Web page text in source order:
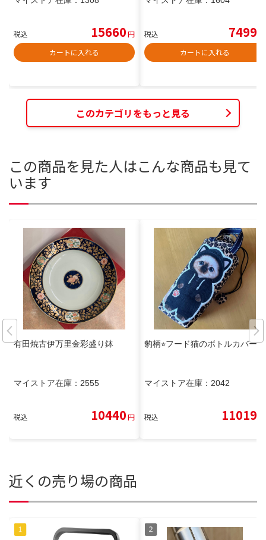
税込 15660円
カートに入れる
税込 7499
カートに入れる
このカテゴリをもっと見る
この商品を見た人はこんな商品も見て
います
有田焼古伊万里金彩盛り鉢
マイストア在庫： 2555
税込 10440円
豹柄⭐︎フード猫のボトルカバー
マイストア在庫： 2042
税込 11019
近くの売り場の商品